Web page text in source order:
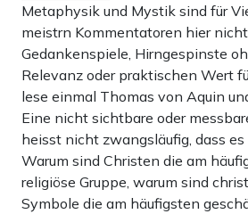
Metaphysik und Mystik sind für
meistrn Kommentatoren hier
Gedankenspiele, Hirngespinste
Relevanz oder praktischen Wert
lese einmal Thomas von Aquin
Eine nicht sichtbare oder
heisst nicht zwangsläufig, dass
Warum sind Christen die am
religiöse Gruppe, warum sind
Symbole die am häufigsten